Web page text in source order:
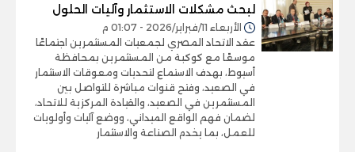
لبحث مشكلات الاستثمار وآليات الحلول
الأربعاء 11/فبراير/2026 - 01:07 م
عقد الاتحاد المصري لجمعيات المستثمرين اجتماعًا
موسعًا مع كوكبة من المستثمرين بمحافظة
أسيوط، بهدف الاستماع لتحديات ومعوقات الاستثمار
في الصعيد، وفتح قنوات مباشرة للتواصل بين
المستثمرين في الصعيد، والقيادة المركزية للاتحاد،
لضمان فهم الواقع الميداني، ووضع آليات وأولويات
للعمل، بما يخدم الصناعة والاستثمار